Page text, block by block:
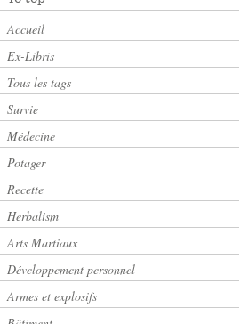
Accueil
Ex-Libris
Tous les tags
Survie
Médecine
Potager
Recette
Herbalism
Arts Martiaux
Développement personnel
Armes et explosifs